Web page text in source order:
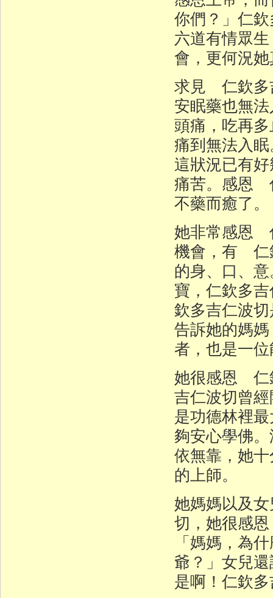
你們？」仁
六道有情眾
會，更何況
求見 仁欽多
安眠藥也無
頭痛，吃再
痛到無法入
這狀況已有
痛苦。感恩
不藥而癒了。
她非常感恩
機會，有 仁
的身、口、
寶，仁欽多
欽多吉仁波
告訴她的媽
者，也是一
她很感恩 仁
吉仁波切曾
是功德林裡
夠安心學佛
依無靠，她
的上師。
她媽媽以及
切，她很感
「媽媽，為
爺？」女兒
是啊！仁欽